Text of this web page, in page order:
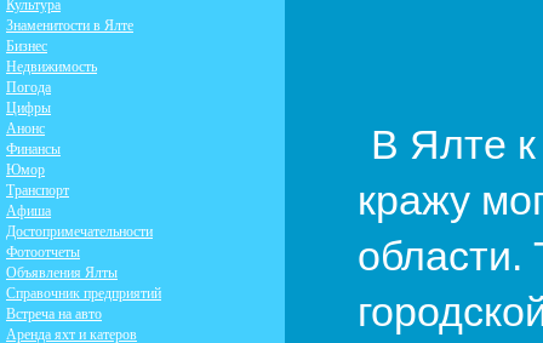
В Ялте
кражу
Знаменитости в Ялте
Бизнес
Недвижимость
Погода
Цифры
Анонс
Финансы
Юмор
Транспорт
Афиша
Достопримечательности
Фотоотчеты
Объявления Ялты
Справочник предприятий
Встреча на авто
Аренда яхт и катеров